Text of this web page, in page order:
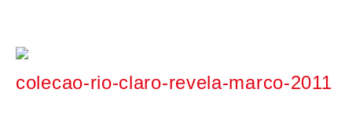
colecao-rio-claro-revela-marco-2011